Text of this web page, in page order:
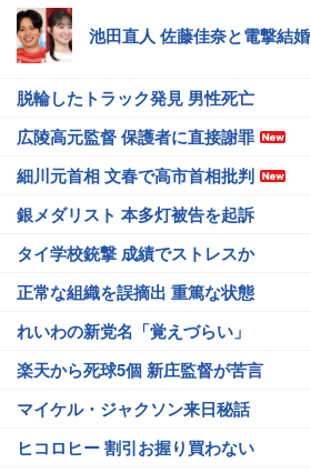
池田直人 佐藤佳奈と電撃結婚
脱輪したトラック発見 男性死亡
広陵高元監督 保護者に直接謝罪
細川元首相 文春で高市首相批判
銀メダリスト 本多灯被告を起訴
タイ学校銃撃 成績でストレスか
正常な組織を誤摘出 重篤な状態
れいわの新党名「覚えづらい」
楽天から死球5個 新庄監督が苦言
マイケル・ジャクソン来日秘話
ヒコロヒー 割引お握り買わない